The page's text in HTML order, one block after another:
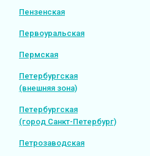
Пензенская
Первоуральская
Пермская
Петербургская
(внешняя зона)
Петербургская
(город Санкт-Петербург)
Петрозаводская